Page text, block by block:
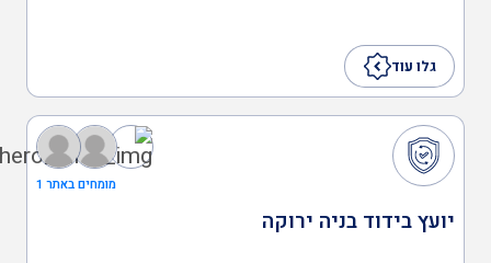
גלו עוד
מומחים באתר 1
יועץ בידוד בניה ירוקה